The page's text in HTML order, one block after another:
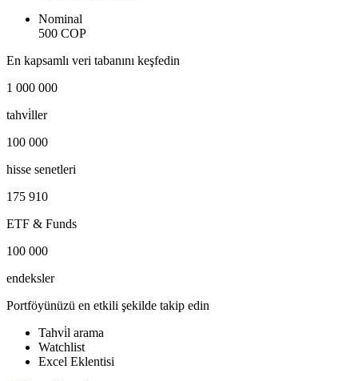
Nominal
500 COP
En kapsamlı veri tabanını keşfedin
1 000 000
tahvi̇ller
100 000
hisse senetleri
175 910
ETF & Funds
100 000
endeksler
Portföyünüzü en etkili şekilde takip edin
Tahvi̇l arama
Watchlist
Excel Eklentisi